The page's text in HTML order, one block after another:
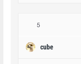
5
cube